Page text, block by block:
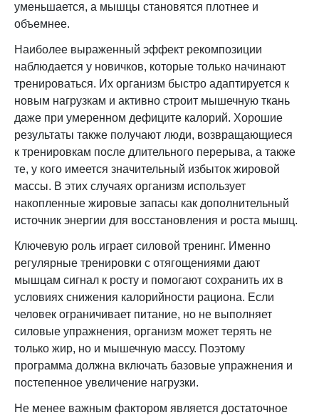
уменьшается, а мышцы становятся плотнее и
объемнее.
Наиболее выраженный эффект рекомпозиции
наблюдается у новичков, которые только начинают
тренироваться. Их организм быстро адаптируется к
новым нагрузкам и активно строит мышечную ткань
даже при умеренном дефиците калорий. Хорошие
результаты также получают люди, возвращающиеся
к тренировкам после длительного перерыва, а также
те, у кого имеется значительный избыток жировой
массы. В этих случаях организм использует
накопленные жировые запасы как дополнительный
источник энергии для восстановления и роста мышц.
Ключевую роль играет силовой тренинг. Именно
регулярные тренировки с отягощениями дают
мышцам сигнал к росту и помогают сохранить их в
условиях снижения калорийности рациона. Если
человек ограничивает питание, но не выполняет
силовые упражнения, организм может терять не
только жир, но и мышечную массу. Поэтому
программа должна включать базовые упражнения и
постепенное увеличение нагрузки.
Не менее важным фактором является достаточное